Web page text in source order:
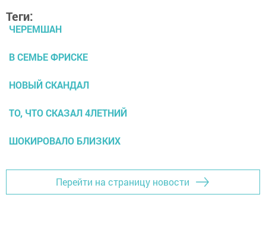
Теги:
ЧЕРЕМШАН
В СЕМЬЕ ФРИСКЕ
НОВЫЙ СКАНДАЛ
ТО, ЧТО СКАЗАЛ 4ЛЕТНИЙ
ШОКИРОВАЛО БЛИЗКИХ
Перейти на страницу новости